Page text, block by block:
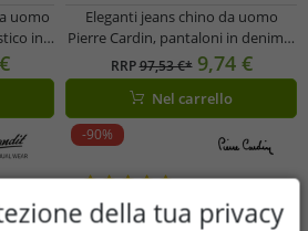
uomo
in
Eleganti jeans chino da uomo
Pierre Cardin, pantaloni in denim e
cotone I22PI4565, blu
RRP97,53 €* 9,74 €
Nel carrello
-90%
della tua privacy